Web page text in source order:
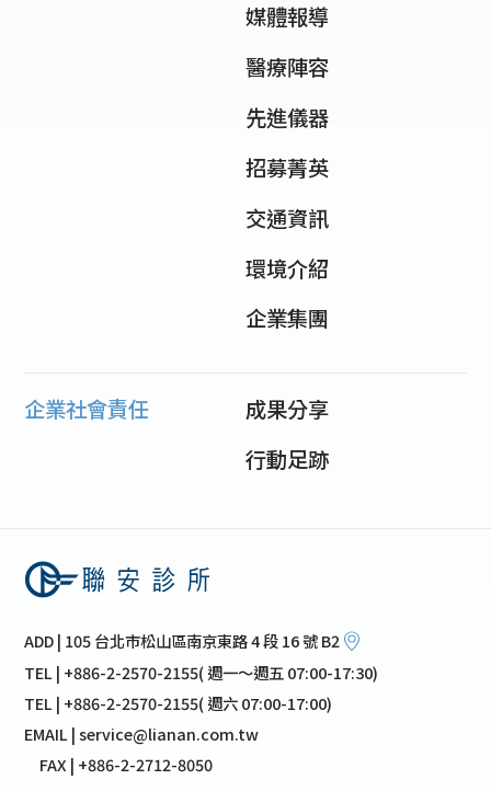
媒體報導
醫療陣容
先進儀器
招募菁英
交通資訊
環境介紹
企業集團
企業社會責任
成果分享
行動足跡
ADD | 105 台北市松山區南京東路 4 段 16 號 B2
TEL | +886-2-2570-2155( 週一～週五 07:00-17:30)
TEL | +886-2-2570-2155( 週六 07:00-17:00)
EMAIL | service@lianan.com.tw
FAX | +886-2-2712-8050